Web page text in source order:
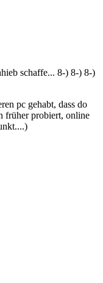
schaffe... 8-) 8-) 8-)
pc gehabt, dass do
früher probiert, online